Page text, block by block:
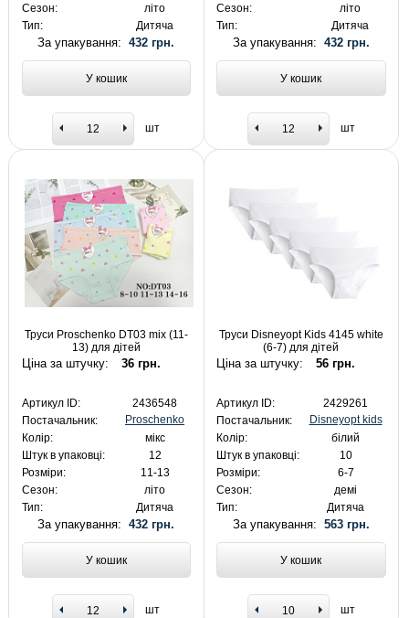
Сезон:
літо
Тип:
Дитяча
За упакування:432 грн.
У кошик
шт
Сезон:
літо
Тип:
Дитяча
За упакування: 432 грн.
У кошик
шт
Труси Proschenko DT03 mix (11-
13) для дітей
Ціна за штучку: 36 грн.
Артикул ID:
2436548
Постачальник:
Proschenko
Колір:
мікс
Штук в упаковці:
12
Розміри:
11-13
Сезон:
літо
Тип:
Дитяча
За упакування:432 грн.
У кошик
шт
Труси Disneyopt Kids 4145 white
(6-7) для дітей
Ціна за штучку: 56 грн.
Артикул ID:
2429261
Постачальник:
Disneyopt kids
Колір:
білий
Штук в упаковці:
10
Розміри:
6-7
Сезон:
демі
Тип:
Дитяча
За упакування: 563 грн.
У кошик
шт